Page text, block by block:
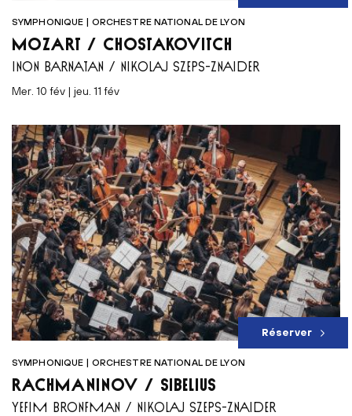
SYMPHONIQUE | ORCHESTRE NATIONAL DE LYON
MOZART / CHOSTAKOVITCH
INON BARNATAN / NIKOLAJ SZEPS-ZNAIDER
mer. 10 fév | jeu. 11 fév
SYMPHONIQUE | ORCHESTRE NATIONAL DE LYON
RACHMANINOV / SIBELIUS
YEFIM BRONFMAN / NIKOLAJ SZEPS-ZNAIDER
Réserver